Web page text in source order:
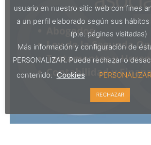
usuario en nuestro sitio web con fines
a un perfil elaborado según sus
(p.e. páginas visitadas)
Más información y configuración de
PERSONALIZAR. Puede rechazar o
contenido. Cookies PERSONALIZAR
RECHAZAR